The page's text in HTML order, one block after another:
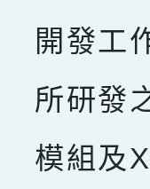
開發工
所研發
模組及